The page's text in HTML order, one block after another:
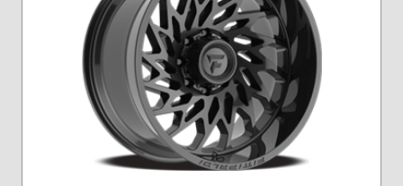
Siège
conique